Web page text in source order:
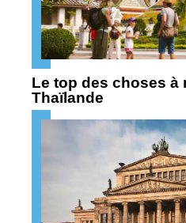
Le top des choses à
Thaïlande